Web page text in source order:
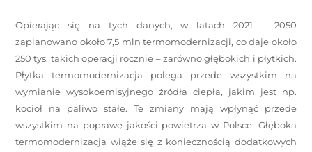
Opierając się na tych danych, w latach 2021 – 2050
zaplanowano około 7,5 mln termomodernizacji, co daje około
250 tys. takich operacji rocznie – zarówno głębokich i płytkich.
Płytka termomodernizacja polega przede wszystkim na
wymianie wysokoemisyjnego źródła ciepła, jakim jest np.
kocioł na paliwo stałe. Te zmiany mają wpłynąć przede
wszystkim na poprawę jakości powietrza w Polsce. Głęboka
termomodernizacja wiąże się z koniecznością dodatkowych